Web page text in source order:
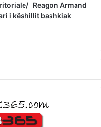
Reagon Armand
i këshillit bashkiak